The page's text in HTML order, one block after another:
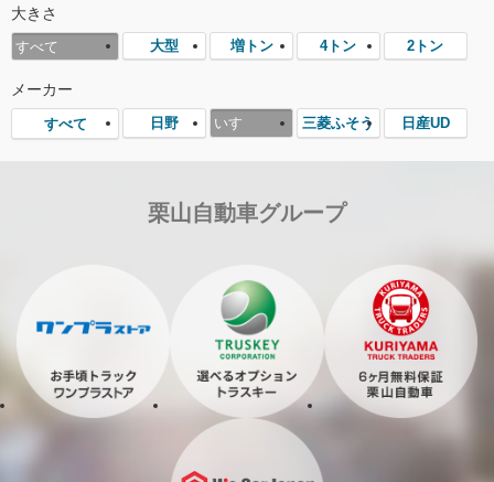
大きさ
すべて 大型 増トン 4トン 2トン
メーカー
すべて 日野 いすゞ 三菱ふそう 日産UD
栗山自動車グループ